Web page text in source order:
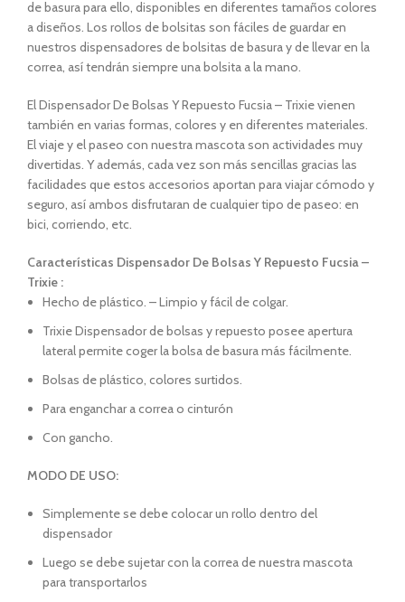
de basura para ello, disponibles en diferentes tamaños colores
a diseños. Los rollos de bolsitas son fáciles de guardar en
nuestros dispensadores de bolsitas de basura y de llevar en la
correa, así tendrán siempre una bolsita a la mano.
El Dispensador De Bolsas Y Repuesto Fucsia – Trixie vienen
también en varias formas, colores y en diferentes materiales.
El viaje y el paseo con nuestra mascota son actividades muy
divertidas. Y además, cada vez son más sencillas gracias las
facilidades que estos accesorios aportan para viajar cómodo y
seguro, así ambos disfrutaran de cualquier tipo de paseo: en
bici, corriendo, etc.
Características Dispensador De Bolsas Y Repuesto Fucsia –
Trixie :
Hecho de plástico. – Limpio y fácil de colgar.
Trixie Dispensador de bolsas y repuesto posee apertura
lateral permite coger la bolsa de basura más fácilmente.
Bolsas de plástico, colores surtidos.
Para enganchar a correa o cinturón
Con gancho.
MODO DE USO:
Simplemente se debe colocar un rollo dentro del
dispensador
Luego se debe sujetar con la correa de nuestra mascota
para transportarlos